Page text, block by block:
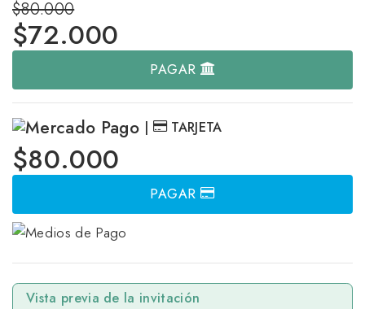
$80.000
$72.000
PAGAR
| TARJETA
$80.000
PAGAR
Vista previa de la invitación